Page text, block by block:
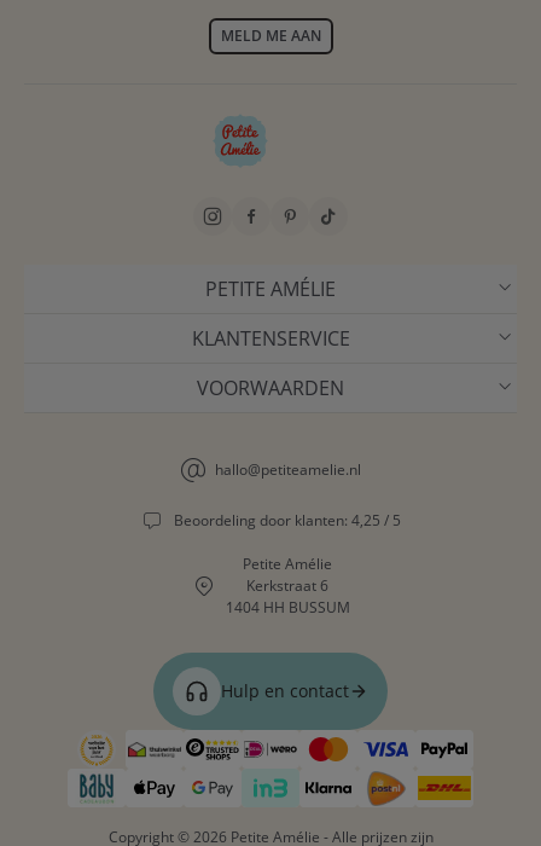
MELD ME AAN
PETITE AMÉLIE
KLANTENSERVICE
VOORWAARDEN
hallo@petiteamelie.nl
Beoordeling door klanten: 4,25 / 5
Petite Amélie
Kerkstraat 6
1404 HH BUSSUM
Hulp en contact
Copyright © 2026 Petite Amélie - Alle prijzen zijn